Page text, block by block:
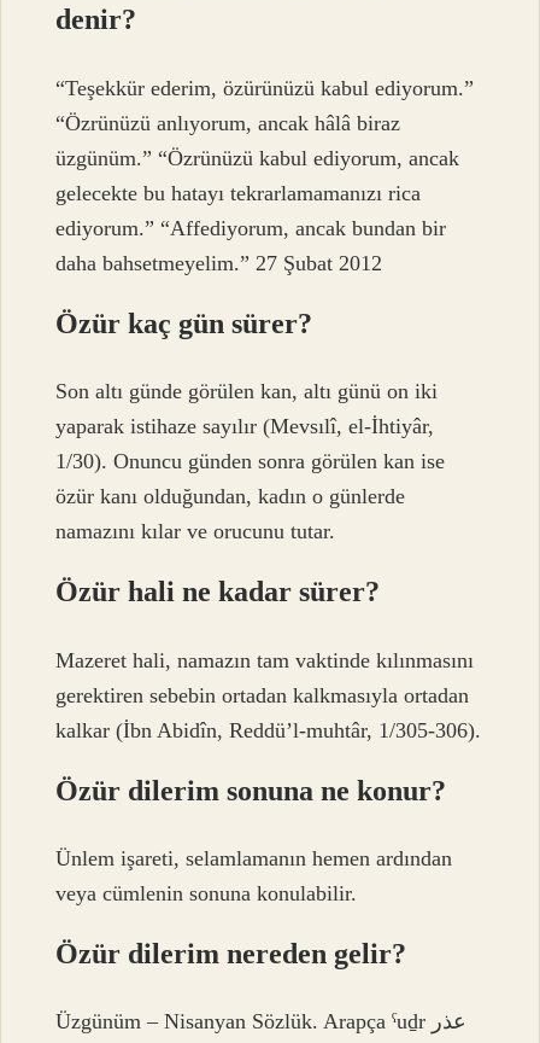
denir?
“Teşekkür ederim, özürünüzü kabul ediyorum.”
“Özrünüzü anlıyorum, ancak hâlâ biraz
üzgünüm.” “Özrünüzü kabul ediyorum, ancak
gelecekte bu hatayı tekrarlamamanızı rica
ediyorum.” “Affediyorum, ancak bundan bir
daha bahsetmeyelim.” 27 Şubat 2012
Özür kaç gün sürer?
Son altı günde görülen kan, altı günü on iki
yaparak istihaze sayılır (Mevsılî, el-İhtiyâr,
1/30). Onuncu günden sonra görülen kan ise
özür kanı olduğundan, kadın o günlerde
namazını kılar ve orucunu tutar.
Özür hali ne kadar sürer?
Mazeret hali, namazın tam vaktinde kılınmasını
gerektiren sebebin ortadan kalkmasıyla ortadan
kalkar (İbn Abidîn, Reddü’l-muhtâr, 1/305-306).
Özür dilerim sonuna ne konur?
Ünlem işareti, selamlamanın hemen ardından
veya cümlenin sonuna konulabilir.
Özür dilerim nereden gelir?
Üzgünüm – Nisanyan Sözlük. Arapça ˁuḏr عذر